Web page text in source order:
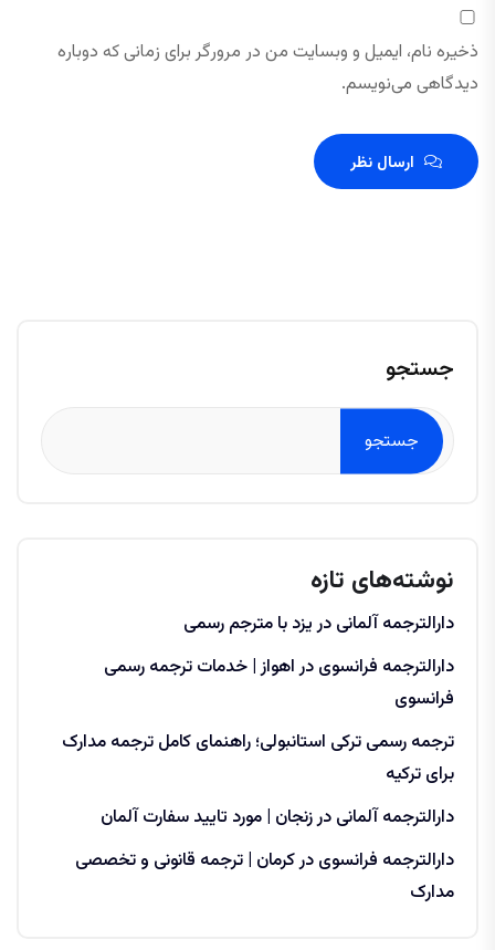
ذخیره نام، ایمیل و وبسایت من در مرورگر برای زمانی که دوباره
دیدگاهی می‌نویسم.
ارسال نظر
جستجو
جستجو
نوشته‌های تازه
دارالترجمه آلمانی در یزد با مترجم رسمی
دارالترجمه فرانسوی در اهواز | خدمات ترجمه رسمی
فرانسوی
ترجمه رسمی ترکی استانبولی؛ راهنمای کامل ترجمه مدارک
برای ترکیه
دارالترجمه آلمانی در زنجان | مورد تایید سفارت آلمان
دارالترجمه فرانسوی در کرمان | ترجمه قانونی و تخصصی
مدارک